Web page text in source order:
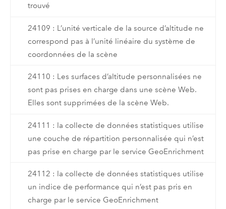
trouvé
24109 : L’unité verticale de la source d’altitude ne
correspond pas à l’unité linéaire du système de
coordonnées de la scène
24110 : Les surfaces d’altitude personnalisées ne
sont pas prises en charge dans une scène Web.
Elles sont supprimées de la scène Web.
24111 : la collecte de données statistiques utilise
une couche de répartition personnalisée qui n’est
pas prise en charge par le service GeoEnrichment
24112 : la collecte de données statistiques utilise
un indice de performance qui n’est pas pris en
charge par le service GeoEnrichment